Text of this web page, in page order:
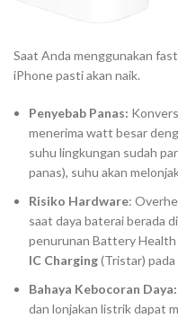
Saat Anda menggunakan
iPhone pasti akan naik.
Penyebab Panas:
menerima watt besar
suhu lingkungan sudah
panas), suhu akan
Risiko Hardware:
saat daya baterai berada
penurunan Battery Health
IC Charging(Tristar) pada
Bahaya Kebocoran Daya:
dan lonjakan listrik dapat